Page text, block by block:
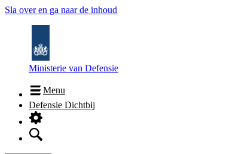
Sla over en ga naar de inhoud
Ministerie van Defensie
Menu
Defensie Dichtbij